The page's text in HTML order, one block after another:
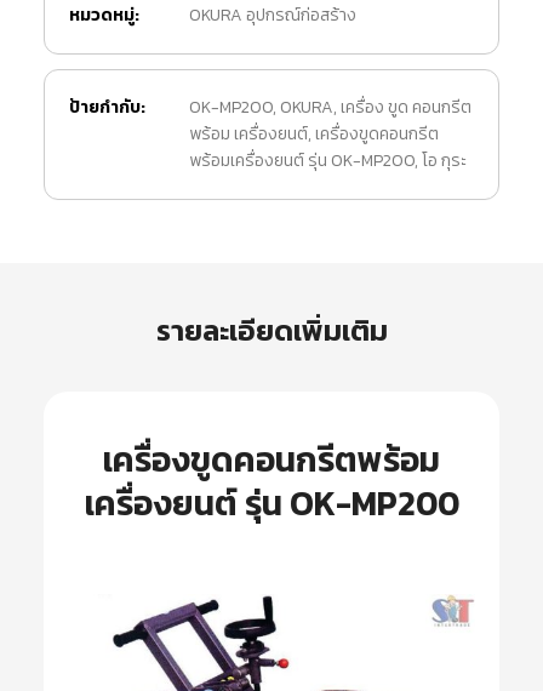
หมวดหมู่: OKURA อุปกรณ์ก่อสร้าง
ป้ายกำกับ: OK-MP200, OKURA, เครื่อง ขูด คอนกรีต
พร้อม เครื่องยนต์, เครื่องขูดคอนกรีต
พร้อมเครื่องยนต์ รุ่น OK-MP200,โอ กุระ
รายละเอียดเพิ่มเติม
เครื่องขูดคอนกรีตพร้อม
เครื่องยนต์ รุ่น OK-MP200